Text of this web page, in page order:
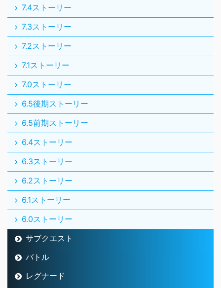
7.4ストーリー
7.3ストーリー
7.2ストーリー
7.1ストーリー
7.0ストーリー
6.5後期ストーリー
6.5前期ストーリー
6.4ストーリー
6.3ストーリー
6.2ストーリー
6.1ストーリー
6.0ストーリー
サブクエスト
バトル
レグナード